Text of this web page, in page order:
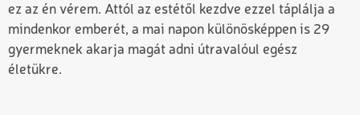
ez az én vérem. Attól az estétől kezdve ezzel táplálja a
mindenkor emberét, a mai napon különösképpen is 29
gyermeknek akarja magát adni útravalóul egész
életükre.